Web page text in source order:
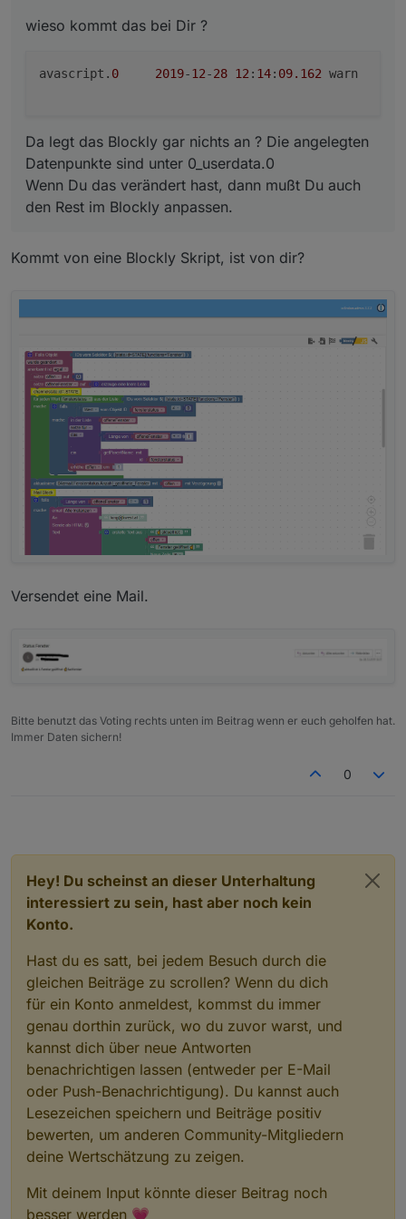
wieso kommt das bei Dir ?
avascript. 0 2019-12-28 12: 14: 09.162
Da legt das Blockly gar nichts an ? Die angelegten
Datenpunkte sind unter 0_userdata.0
Wenn Du das verändert hast, dann mußt Du auch
den Rest im Blockly anpassen.
Kommt von eine Blockly Skript, ist von dir?
Versendet eine Mail.
Bitte benutzt das Voting rechts unten im Beitrag wenn er euch geholfen hat.
Immer Daten sichern!
0
Hey! Du scheinst an dieser Unterhaltung
interessiert zu sein, hast aber noch kein
Konto.
Hast du es satt, bei jedem Besuch durch die
gleichen Beiträge zu scrollen? Wenn du dich
für ein Konto anmeldest, kommst du immer
genau dorthin zurück, wo du zuvor warst, und
kannst dich über neue Antworten
benachrichtigen lassen (entweder per E-Mail
oder Push-Benachrichtigung). Du kannst auch
Lesezeichen speichern und Beiträge positiv
bewerten, um anderen Community-Mitgliedern
deine Wertschätzung zu zeigen.
Mit deinem Input könnte dieser Beitrag noch
besser werden 💗